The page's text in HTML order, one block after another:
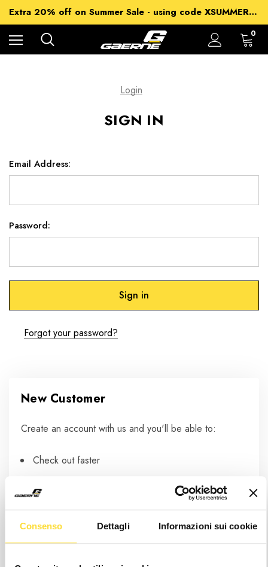
Consenso Dettagli Informazioni sui cookie
Extra 20% off on Summer Sale - using code XSUMMER2026
Free Shipping on all orders over 99€
15% off Sitewide - using code XSUMMER2026
0
Login
SIGN IN
Email Address:
Password:
Forgot your password?
New Customer
Create an account with us and you'll be able to:
Check out faster
Track new orders